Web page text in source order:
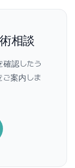
相談
認したう
ご案内しま